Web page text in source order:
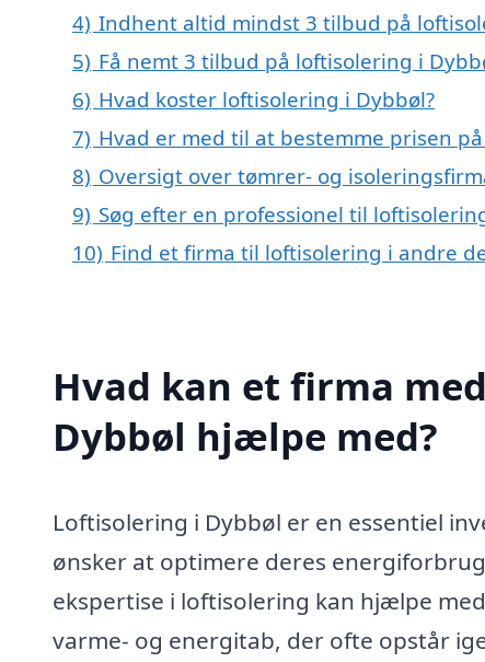
4) Indhent altid mindst 3 tilbud på
5) Få nemt 3 tilbud på loftisolering i
6) Hvad koster loftisolering i Dybbøl?
7) Hvad er med til at bestemme prisen
8) Oversigt over tømrer- og
9) Søg efter en professionel til
10) Find et firma til loftisolering i andre
Hvad kan et firma
Dybbøl hjælpe med?
Loftisolering i Dybbøl er en essentiel
ønsker at optimere deres
ekspertise i loftisolering kan hjælpe
varme- og energitab, der ofte opstår